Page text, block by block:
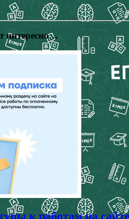
интересно…
к работам на